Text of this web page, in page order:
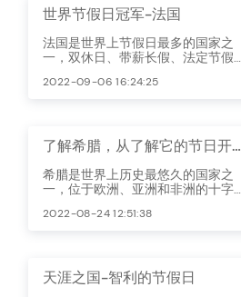
世界节假日冠军-法国
法国是世界上节假日最多的国家之
一，双休日、带薪长假、法定节假
约五个月不用工作。
2022-09-06 16:24:25
了解希腊，从了解它的节日开始
希腊是世界上历史最悠久的国家之
一，位于欧洲、亚洲和非洲的十字
干半岛南端，西北邻阿尔巴尼亚，
复活节与圣诞新年。
2022-08-24 12:51:38
天涯之国-智利的节假日